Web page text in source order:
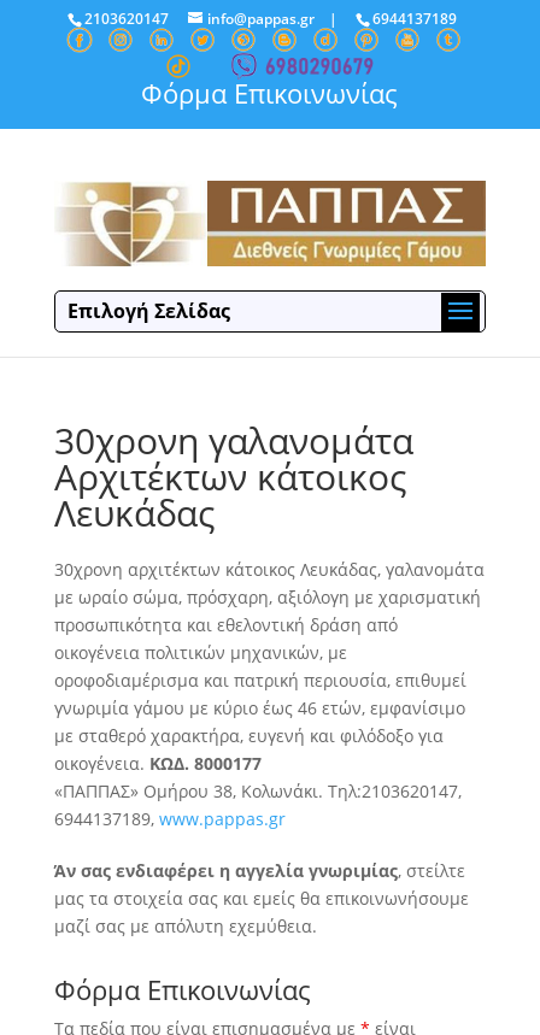
2103620147 info@pappas.gr| 6944137189
Φόρμα Επικοινωνίας
Επιλογή Σελίδας
30χρονη γαλανομάτα
Αρχιτέκτων κάτοικος
Λευκάδας
30χρονη αρχιτέκτων κάτοικος Λευκάδας, γαλανομάτα
με ωραίο σώμα, πρόσχαρη, αξιόλογη με χαρισματική
προσωπικότητα και εθελοντική δράση από
οικογένεια πολιτικών μηχανικών, με
οροφοδιαμέρισμα και πατρική περιουσία, επιθυμεί
γνωριμία γάμου με κύριο έως 46 ετών, εμφανίσιμο
με σταθερό χαρακτήρα, ευγενή και φιλόδοξο για
οικογένεια. ΚΩΔ. 8000177
«ΠΑΠΠΑΣ» Ομήρου 38, Κολωνάκι. Τηλ:2103620147,
6944137189, www.pappas.gr
Άν σας ενδιαφέρει η αγγελία γνωριμίας, στείλτε
μας τα στοιχεία σας και εμείς θα επικοινωνήσουμε
μαζί σας με απόλυτη εχεμύθεια.
Φόρμα Επικοινωνίας
Τα πεδία που είναι επισημασμένα με * είναι